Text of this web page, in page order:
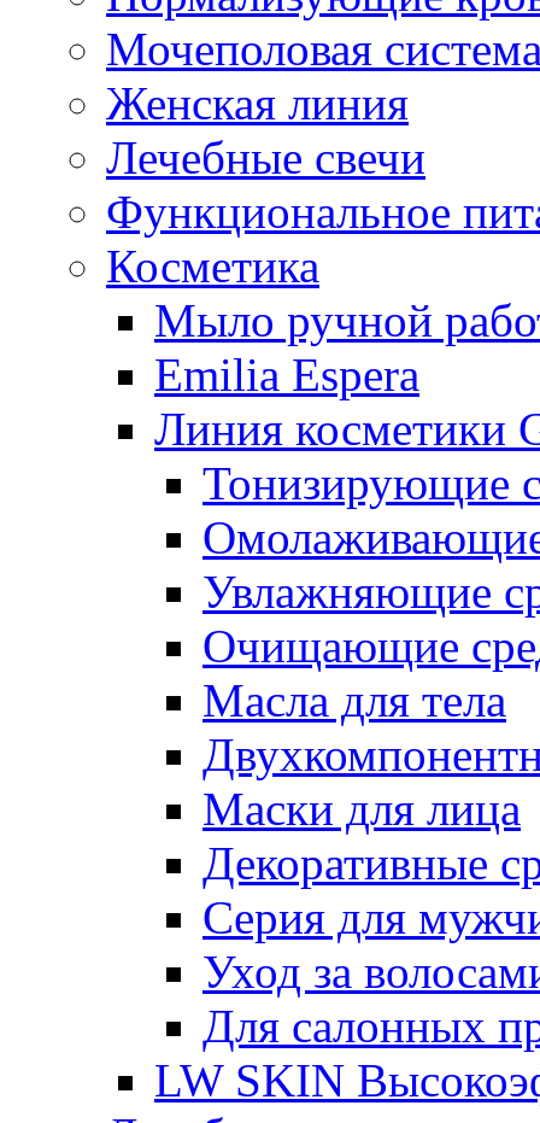
Мочеполовая
Женская линия
Лечебные свечи
Функциональное
Косметика
Мыло ручной
Emilia Espera
Линия косметики
Тонизирующие
Омолаживающие
Увлажняющие
Очищающие
Масла для тела
Маски для лица
Декоративные
Серия для
Уход за
Для салонных
LW SKIN